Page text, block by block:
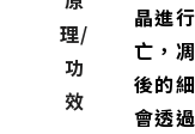
理/
功
效
晶進
亡，
後的
會透